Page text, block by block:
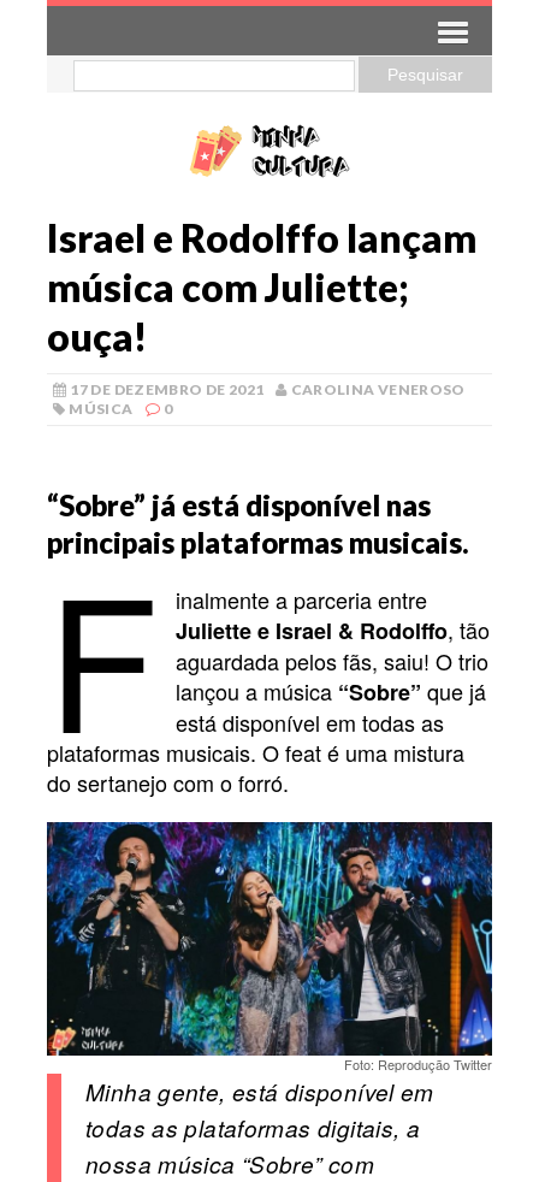
Israel e Rodolffo lançam
música com Juliette;
ouça!
17 DE DEZEMBRO DE 2021
CAROLINA VENEROSO
MÚSICA
0
“Sobre” já está disponível nas
principais plataformas musicais.
F
inalmente a parceria entre
Juliette e Israel & Rodolffo, tão
aguardada pelos fãs, saiu! O trio
lançou a música “Sobre” que já
está disponível em todas as
plataformas musicais. O feat é uma mistura
do sertanejo com o forró.
Foto: Reprodução Twitter
Minha gente, está disponível em
todas as plataformas digitais, a
nossa música “Sobre” com